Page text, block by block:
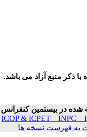
ذکر منبع آزاد می باشد.
شده در بیستمین کنفرانس
ICOP & ICPET _ INPC _
فهرست نسخه ها